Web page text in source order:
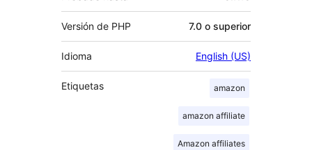
Versión de PHP 7.0 o superior
Idioma English (US)
Etiquetas amazon
amazon affiliate
Amazon affiliates